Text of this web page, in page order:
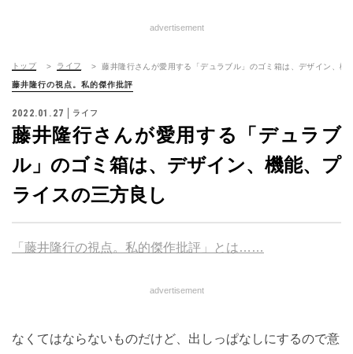
advertisement
トップ ライフ 藤井隆行さんが愛用する「デュラブル」のゴミ箱は、デザイン、機
藤井隆行の視点。私的傑作批評
2022.01.27 ライフ
藤井隆行さんが愛用する「デュラブ
ル」のゴミ箱は、デザイン、機能、プ
ライスの三方良し
「藤井隆行の視点。私的傑作批評」とは……
advertisement
なくてはならないものだけど、出しっぱなしにするので意